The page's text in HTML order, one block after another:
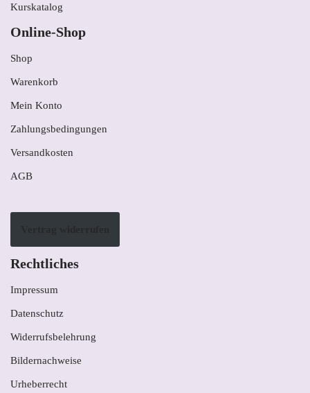
Kurskatalog
Online-Shop
Shop
Warenkorb
Mein Konto
Zahlungsbedingungen
Versandkosten
AGB
Rechtliches
Impressum
Datenschutz
Widerrufsbelehrung
Bildernachweise
Urheberrecht